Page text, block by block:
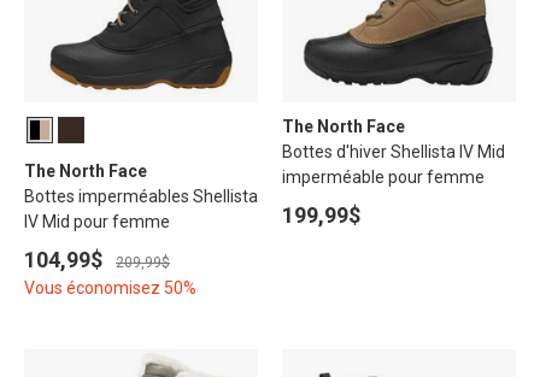
The North Face
Bottes imperméables Shellista
IV Mid pour femme
104,99$ 209,99$
Vous économisez 50%
The North Face
Bottes d'hiver Shellista IV Mid
imperméable pour femme
199,99$